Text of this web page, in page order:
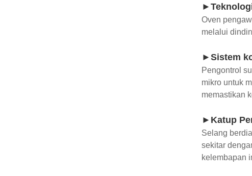
Oven
melalui
►Sistem
Pengontrol
mikro untuk
memastikan
►Katup
Selang
sekitar
kelembapan